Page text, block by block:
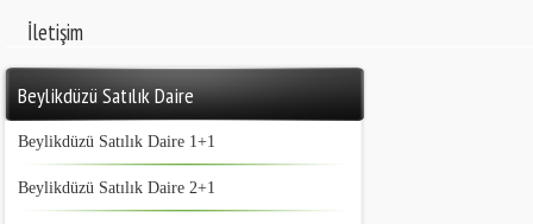
İletişim
Beylikdüzü Satılık Daire
Beylikdüzü Satılık Daire 1+1
Beylikdüzü Satılık Daire 2+1